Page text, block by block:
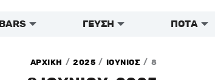
BARS ΓΕΥΣΗ ΠΟΤΑ
ΑΡΧΙΚΗ / 2025 / ΙΟΥΝΙΟΣ / 8